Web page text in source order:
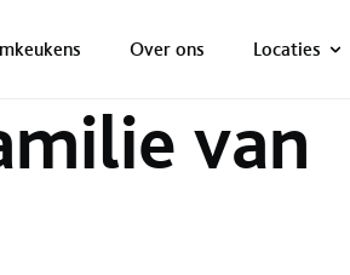
Over ons Locaties
van